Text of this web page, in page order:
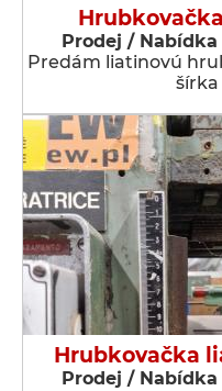
Prodej /
Predám liatinovú
Hrubkovačka
Prodej /